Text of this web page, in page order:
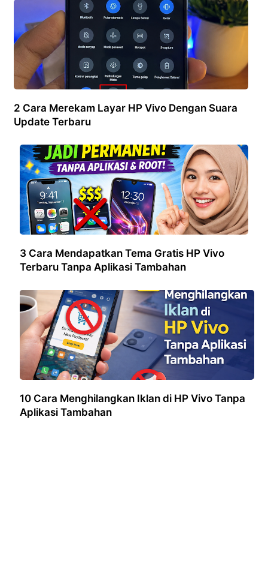
2 Cara Merekam Layar HP Vivo Dengan Suara
Update Terbaru
3 Cara Mendapatkan Tema Gratis HP Vivo
Terbaru Tanpa Aplikasi Tambahan
10 Cara Menghilangkan Iklan di HP Vivo Tanpa
Aplikasi Tambahan